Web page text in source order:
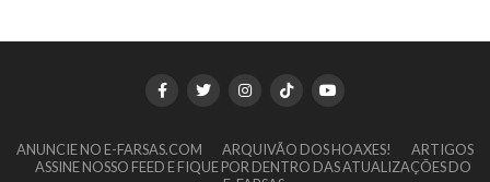
ANUNCIE NO E-FARSAS.COM ARQUIVÃO DOS HOAXES!
ARTIGOS
ASSINE NOSSO FEED E FIQUE POR DENTRO DAS ATUALIZAÇÕES DO